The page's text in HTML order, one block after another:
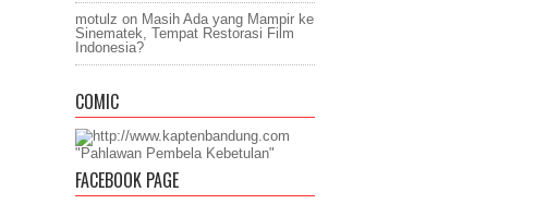
motulz on Masih Ada yang Mampir ke
Sinematek, Tempat Restorasi Film
Indonesia?
COMIC
"Pahlawan Pembela Kebetulan"
FACEBOOK PAGE